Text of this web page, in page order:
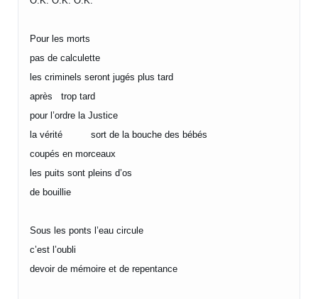
Pour les morts
pas de calculette
les criminels seront jugés plus tard
après trop tard
pour l’ordre la Justice
la vérité sort de la bouche des bébés
coupés en morceaux
les puits sont pleins d’os
de bouillie
Sous les ponts l’eau circule
c’est l’oubli
devoir de mémoire et de repentance